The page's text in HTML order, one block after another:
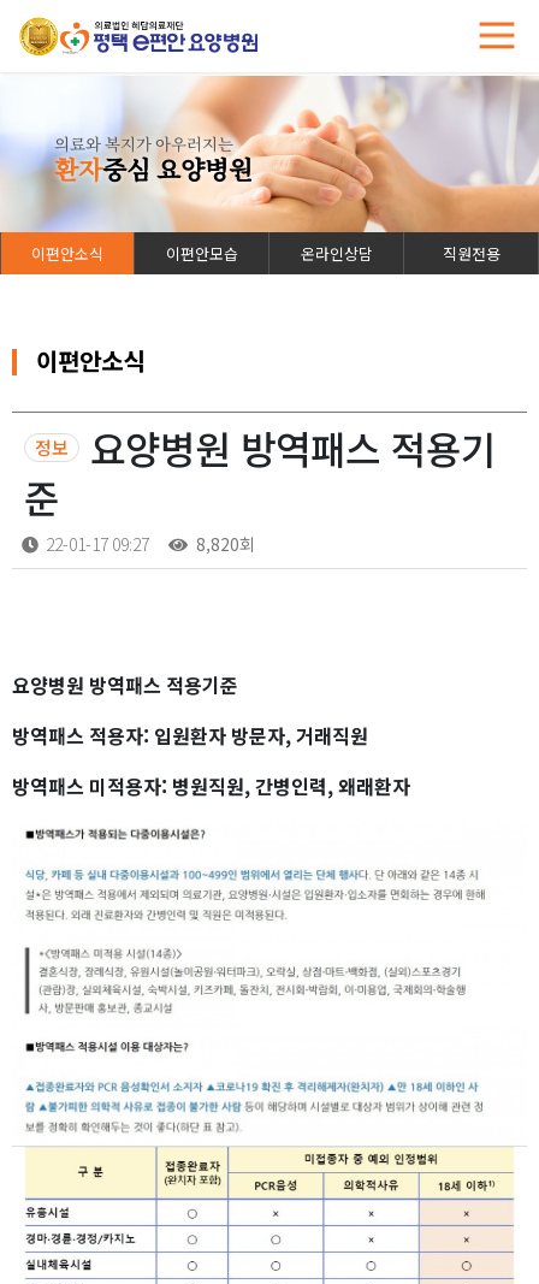
의료와 복지가 아우러지는
환자중심 요양병원
이편안소식 이편안모습 온라인상담 직원전용
이편안소식
정보
요양병원 방역패스 적용기
준
22-01-17 09:27 8,820회
요양병원 방역패스 적용기준
방역패스 적용자: 입원환자 방문자, 거래직원
방역패스 미적용자: 병원직원, 간병인력, 왜래환자